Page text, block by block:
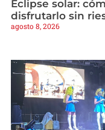
Eclipse solar:
disfrutarlo sin
agosto 8, 2026